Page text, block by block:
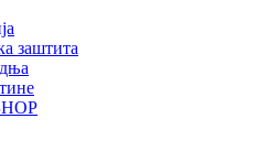
заштита